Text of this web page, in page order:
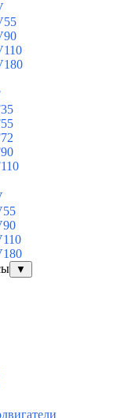
▼